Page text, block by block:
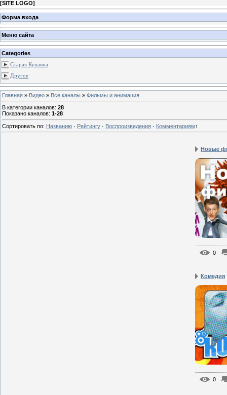
[SITE LOGO]
Форма входа
Меню сайта
Categories
Старая Купавна
Другое
Главная » Видео » Все каналы » Фильмы и анимация
В категории каналов: 28
Показано каналов: 1-28
Сортировать по: Названию · Рейтингу · Воспроизведения · Комментариям↑
Новые
0
Комедия
0